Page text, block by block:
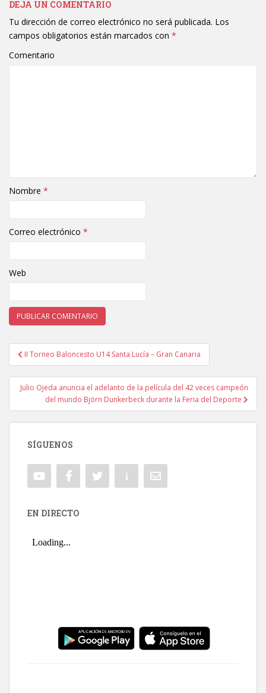
DEJA UN COMENTARIO
Tu dirección de correo electrónico no será publicada. Los
campos obligatorios están marcados con *
Comentario
Nombre *
Correo electrónico *
Web
Navegación de entradas
II Torneo Baloncesto U14 Santa Lucía – Gran Canaria
Julio Ojeda anuncia el adelanto de la película del 42 veces campeón
del mundo Björn Dunkerbeck durante la Feria del Deporte
SÍGUENOS
EN DIRECTO